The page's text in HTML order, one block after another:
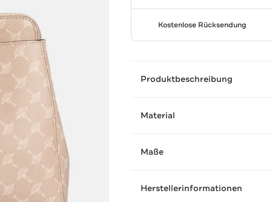
Kostenlose Rücksendung
Produktbeschreibung
Material
Maße
Herstellerinformationen